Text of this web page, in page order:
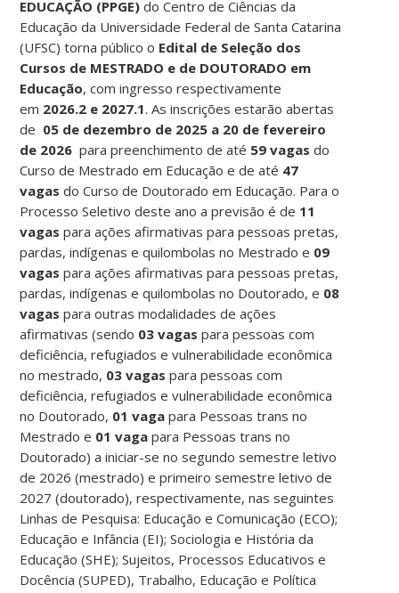
EDUCAÇÃO (PPGE) do Centro de Ciências da
Educação da Universidade Federal de Santa Catarina
(UFSC) torna público o Edital de Seleção dos
Cursos de MESTRADO e de DOUTORADO em
Educação, com ingresso respectivamente
em 2026.2 e 2027.1. As inscrições estarão abertas
de 05 de dezembro de 2025 a 20 de fevereiro
de 2026para preenchimento de até 59 vagas do
Curso de Mestrado em Educação e de até 47
vagas do Curso de Doutorado em Educação. Para o
Processo Seletivo deste ano a previsão é de 11
vagas para ações afirmativas para pessoas pretas,
pardas, indígenas e quilombolas no Mestrado e 09
vagas para ações afirmativas para pessoas pretas,
pardas, indígenas e quilombolas no Doutorado, e 08
vagas para outras modalidades de ações
afirmativas (sendo 03 vagas para pessoas com
deficiência, refugiados e vulnerabilidade econômica
no mestrado, 03 vagas para pessoas com
deficiência, refugiados e vulnerabilidade econômica
no Doutorado, 01 vaga para Pessoas trans no
Mestrado e 01 vaga para Pessoas trans no
Doutorado) a iniciar-se no segundo semestre letivo
de 2026 (mestrado) e primeiro semestre letivo de
2027 (doutorado), respectivamente, nas seguintes
Linhas de Pesquisa: Educação e Comunicação (ECO);
Educação e Infância (EI); Sociologia e História da
Educação (SHE); Sujeitos, Processos Educativos e
Docência (SUPED), Trabalho, Educação e Política